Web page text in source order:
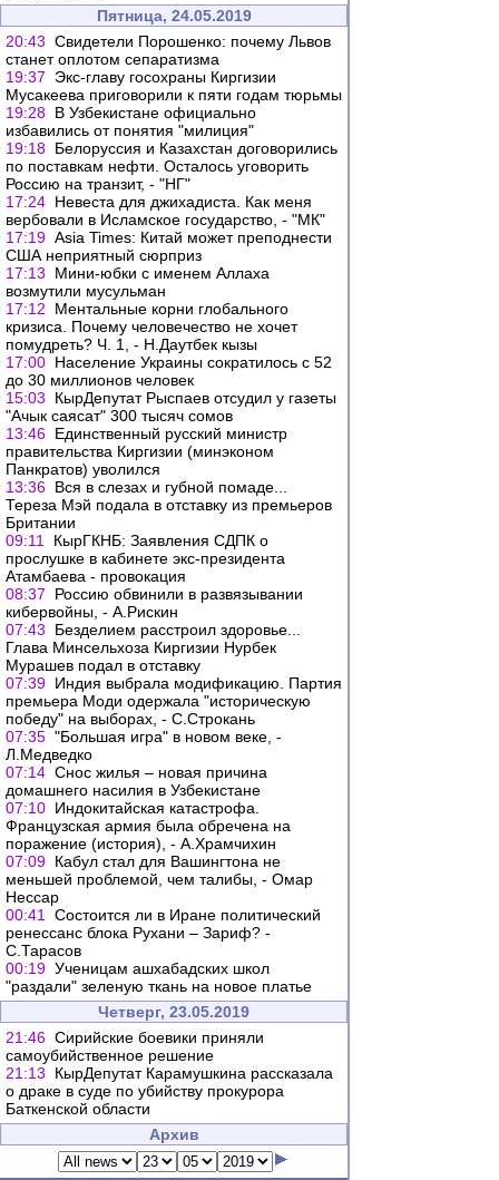
Пятница, 24.05.2019
20:43 Свидетели Порошенко: почему Львов
станет оплотом сепаратизма
19:37
Экс-главу госохраны Киргизии
Мусакеева приговорили к пяти годам тюрьмы
19:28 В Узбекистане официально
избавились от понятия "милиция"
19:18 Белоруссия и Казахстан договорились
по поставкам нефти. Осталось уговорить
Россию на транзит, - "НГ"
17:24 Невеста для джихадиста. Как меня
вербовали в Исламское государство, - "МК"
17:19 Asia Times: Китай может преподнести
США неприятный сюрприз
17:13
Мини-юбки с именем Аллаха
возмутили мусульман
17:12
Ментальные корни глобального
кризиса. Почему человечество не хочет
помудреть? Ч. 1, - Н.Даутбек кызы
17:00 Население Украины сократилось с 52
до 30 миллионов человек
15:03
КырДепутат Рыспаев отсудил у газеты
"Ачык саясат" 300 тысяч сомов
13:46 Единственный русский министр
правительства Киргизии (минэконом
Панкратов) уволился
13:36 Вся в слезах и губной помаде...
Тереза Мэй подала в отставку из премьеров
Британии
09:11
КырГКНБ: Заявления СДПК о
прослушке в кабинете экс-президента
Атамбаева - провокация
08:37
Россию обвинили в развязывании
кибервойны, - А.Рискин
07:43
Безделием расстроил здоровье...
Глава Минсельхоза Киргизии Нурбек
Мурашев подал в отставку
07:39 Индия выбрала модификацию. Партия
премьера Моди одержала "историческую
победу" на выборах, - С.Строкань
07:35 "Большая игра" в новом веке, -
Л.Медведко
07:14 Снос жилья – новая причина
домашнего насилия в Узбекистане
07:10 Индокитайская катастрофа.
Французская армия была обречена на
поражение (история), - А.Храмчихин
07:09 Кабул стал для Вашингтона не
меньшей проблемой, чем талибы, - Омар
Нессар
00:41
Состоится ли в Иране политический
ренессанс блока Рухани – Зариф? -
С.Тарасов
00:19 Ученицам ашхабадских школ
"раздали" зеленую ткань на новое платье
Четверг, 23.05.2019
21:46 Сирийские боевики приняли
самоубийственное решение
21:13
КырДепутат Карамушкина рассказала
о драке в суде по убийству прокурора
Баткенской области
Архив